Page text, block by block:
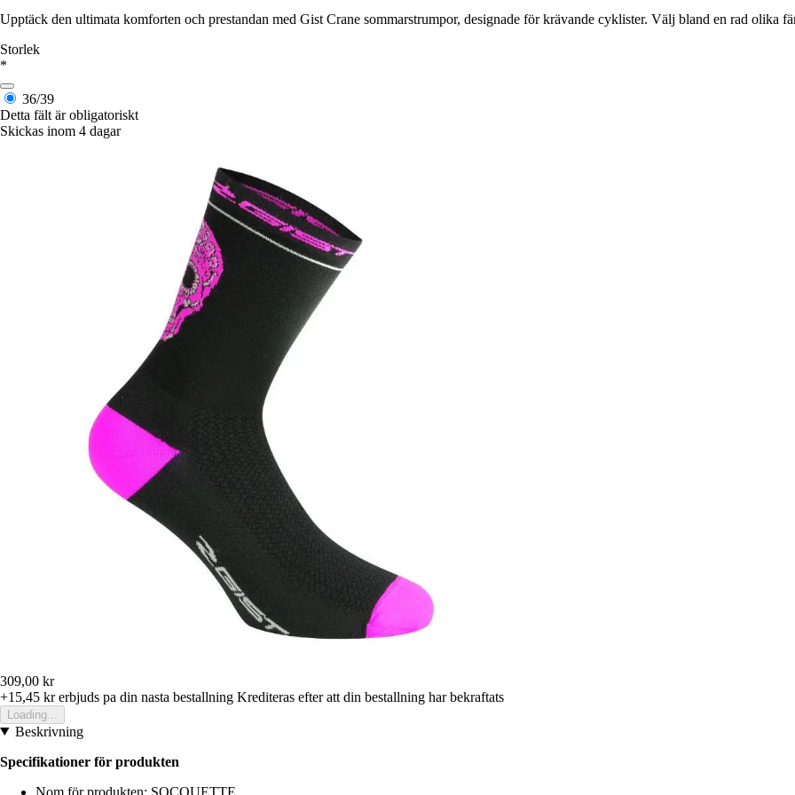
Upptäck den ultimata komforten och prestandan med Gist Crane sommarstrumpor, designade för krävande cyklister. Välj bland en rad olika
Storlek
*
36/39
Detta fält är obligatoriskt
Skickas inom 4 dagar
309,00 kr
+15,45 krerbjuds pa din nasta bestallning Krediteras efter att din bestallning har bekraftats
Loading...
Beskrivning
Specifikationer för produkten
Nom för produkten: SOCQUETTE